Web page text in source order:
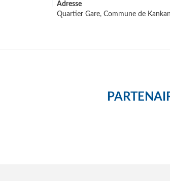
Adresse
Quartier Gare, Commune de